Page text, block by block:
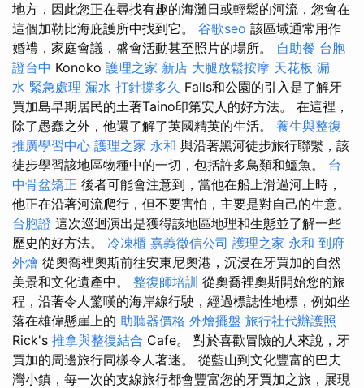
地方，因此您正在尋找有趣的海灘日或輕鬆的河流，您會在
這個加勒比海庇護所中找到它。 谷歌seo 該區域通常用作
婚禮，家庭會議，盛會活動甚至照片的場所。 自助餐 台胞
證台中 Konoko 護理之家 新店 大腿放鬆按摩 天花板 漏
水 緊急處理 漏水 打針撐多久 Falls和公園的引入是了解牙
買加島早期居民的土著Taino印第安人的好方法。 在這裡，
除了愚蠢之外，他還了解了英國精英的生活。 養生與整復
推廣學習中心 護理之家 永和 與沿著黑河徒步旅行聯繫，該
徒步學習該地區物種中的一切，包括許多鳥類和鱷魚。 台
中骨盆矯正 後者可能會注意到，當他在船上滑過河上時，
他正在沿著河流爬行，但不要害怕，主要是對自己的生意。
台胞證 這次巡迴演出是獲得該地區地理和生態並了解一些
歷史的好方法。 冷凍櫃 嘉義徵信公司 護理之家 永和 到府
外燴 從奧喬裡奧斯前往安東尼奧港，沉浸在牙買加的自然
美景和文化遺產中。 整復師培訓 從奧喬裡奧斯開始您的旅
程，沿著令人驚嘆的海岸線行駛，經過標誌性地標，例如坐
落在雄偉懸崖上的 助聽器價格 外燴擺盤 旅行社代辦護照
Rick's 推拿與整復結合 Cafe。 對於喜歡冒險的人來說，牙
買加的周邊旅行同樣令人著迷。 從藍山到文化豐富的巴夫
灣小鎮，每一次的支線旅行都會豐富您的牙買加之旅，展現